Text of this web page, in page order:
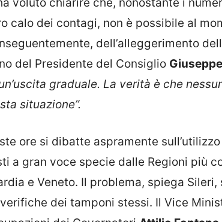
calo dei contagi, non è possibile al
dell’alleggerimento
del Presidente del Consiglio
graduale. La verità è che
situazione”.
ore si dibatte aspramente
a gran voce specie dalle Regioni più
e Veneto. Il problema, spiega
dei tamponi stessi. Il Vice